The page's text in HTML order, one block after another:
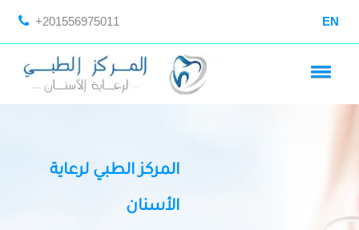
+201556975011 EN
المركز الطبي لرعاية
الأسنان